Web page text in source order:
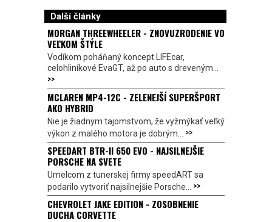
Další články
MORGAN THREEWHEELER - ZNOVUZRODENIE VO
VEĽKOM ŠTÝLE
Vodíkom poháňaný koncept LIFEcar,
celohliníkové EvaGT, až po auto s dreveným...
>>
MCLAREN MP4-12C - ZELENEJŠÍ SUPERŠPORT
AKO HYBRID
Nie je žiadnym tajomstvom, že vyžmýkať veľký
výkon z malého motora je dobrým... >>
SPEEDART BTR-II 650 EVO - NAJSILNEJŠIE
PORSCHE NA SVETE
Umelcom z tunerskej firmy speedART sa
podarilo vytvoriť najsilnejšie Porsche... >>
CHEVROLET JAKE EDITION - ZOSOBNENIE
DUCHA CORVETTE